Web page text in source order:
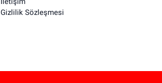
Gizlilik Sözleşmesi